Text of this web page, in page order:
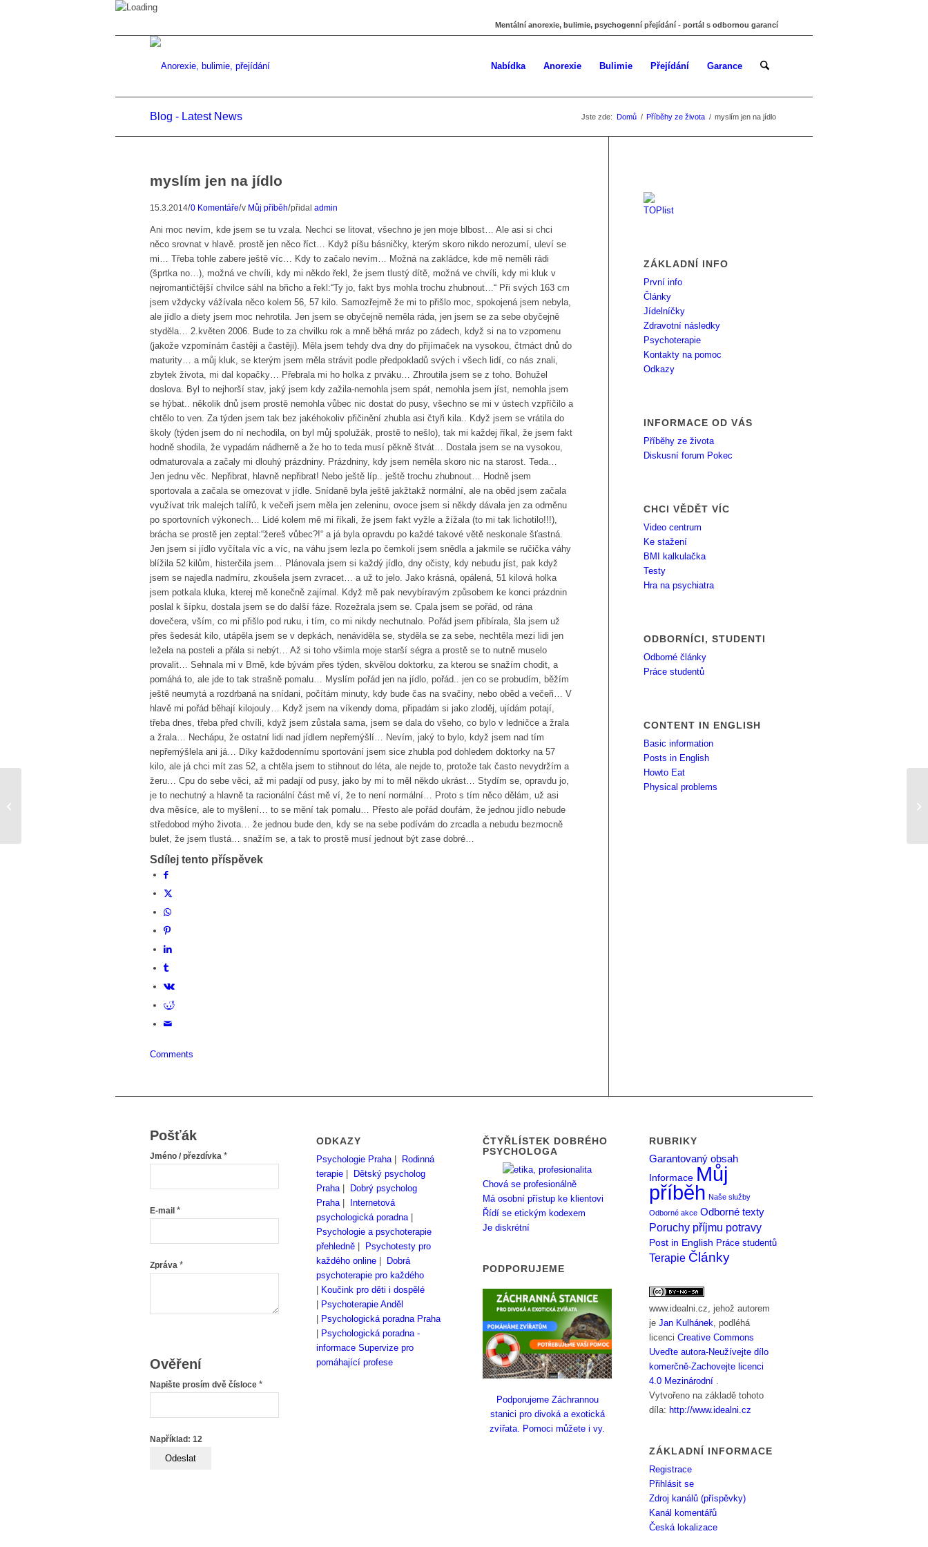
Mentální anorexie, bulimie, psychogenní přejídání - portál s odbornou garancí
Nabídka Anorexie Bulimie Přejídání Garance
Blog - Latest News Jste zde: Domů / Příběhy ze života / myslím jen na jídlo
myslím jen na jídlo
15.3.2014/0 Komentáře/v Můj příběh/přidal admin
Ani moc nevím, kde jsem se tu vzala. Nechci se litovat, všechno je jen moje blbost… Ale asi si chci
něco srovnat v hlavě. prostě jen něco říct… Když píšu básničky, kterým skoro nikdo nerozumí, uleví se
mi… Třeba tohle zabere ještě víc… Kdy to začalo nevím… Možná na zakládce, kde mě neměli rádi
(šprtka no…), možná ve chvíli, kdy mi někdo řekl, že jsem tlustý dítě, možná ve chvíli, kdy mi kluk v
nejromantičtější chvilce sáhl na břicho a řekl:“Ty jo, fakt bys mohla trochu zhubnout…“ Při svých 163 cm
jsem vždycky vážívala něco kolem 56, 57 kilo. Samozřejmě že mi to přišlo moc, spokojená jsem nebyla,
ale jídlo a diety jsem moc nehrotila. Jen jsem se obyčejně neměla ráda, jen jsem se za sebe obyčejně
styděla… 2.květen 2006. Bude to za chvilku rok a mně běhá mráz po zádech, když si na to vzpomenu
(jakože vzpomínám častěji a častěji). Měla jsem tehdy dva dny do přijímaček na vysokou, čtrnáct dnů do
maturity… a můj kluk, se kterým jsem měla strávit podle předpokladů svých i všech lidí, co nás znali,
zbytek života, mi dal kopačky… Přebrala mi ho holka z prváku… Zhroutila jsem se z toho. Bohužel
doslova. Byl to nejhorší stav, jaký jsem kdy zažila-nemohla jsem spát, nemohla jsem jíst, nemohla jsem
se hýbat.. několik dnů jsem prostě nemohla vůbec nic dostat do pusy, všechno se mi v ústech vzpříčilo a
chtělo to ven. Za týden jsem tak bez jakéhokoliv přičinění zhubla asi čtyři kila.. Když jsem se vrátila do
školy (týden jsem do ní nechodila, on byl můj spolužák, prostě to nešlo), tak mi každej říkal, že jsem fakt
hodně shodila, že vypadám nádherně a že ho to teda musí pěkně štvát… Dostala jsem se na vysokou,
odmaturovala a začaly mi dlouhý prázdniny. Prázdniny, kdy jsem neměla skoro nic na starost. Teda…
Jen jednu věc. Nepřibrat, hlavně nepřibrat! Nebo ještě líp.. ještě trochu zhubnout… Hodně jsem
sportovala a začala se omezovat v jídle. Snídaně byla ještě jakžtakž normální, ale na oběd jsem začala
využívat trik malejch talířů, k večeři jsem měla jen zeleninu, ovoce jsem si někdy dávala jen za odměnu
po sportovních výkonech… Lidé kolem mě mi říkali, že jsem fakt vyžle a žížala (to mi tak lichotilo!!!),
brácha se prostě jen zeptal:“žereš vůbec?!“ a já byla opravdu po každé takové větě neskonale šťastná.
Jen jsem si jídlo vyčítala víc a víc, na váhu jsem lezla po čemkoli jsem snědla a jakmile se ručička váhy
blížila 52 kilům, histerčila jsem… Plánovala jsem si každý jídlo, dny očisty, kdy nebudu jíst, pak když
jsem se najedla nadmíru, zkoušela jsem zvracet… a už to jelo. Jako krásná, opálená, 51 kilová holka
jsem potkala kluka, kterej mě konečně zajímal. Když mě pak nevybíravým způsobem ke konci prázdnin
poslal k šípku, dostala jsem se do další fáze. Rozežrala jsem se. Cpala jsem se pořád, od rána
dovečera, vším, co mi přišlo pod ruku, i tím, co mi nikdy nechutnalo. Pořád jsem přibírala, šla jsem už
přes šedesát kilo, utápěla jsem se v depkách, nenáviděla se, styděla se za sebe, nechtěla mezi lidi jen
ležela na posteli a přála si nebýt… Až si toho všimla moje starší ségra a prostě se to nutně muselo
provalit… Sehnala mi v Brně, kde bývám přes týden, skvělou doktorku, za kterou se snažím chodit, a
pomáhá to, ale jde to tak strašně pomalu… Myslím pořád jen na jídlo, pořád.. jen co se probudím, běžím
ještě neumytá a rozdrbaná na snídani, počítám minuty, kdy bude čas na svačiny, nebo oběd a večeři… V
hlavě mi pořád běhají kilojouly… Když jsem na víkendy doma, připadám si jako zloděj, ujídám potají,
třeba dnes, třeba před chvíli, když jsem zůstala sama, jsem se dala do všeho, co bylo v ledničce a žrala
a žrala… Nechápu, že ostatní lidi nad jídlem nepřemýšlí… Nevím, jaký to bylo, když jsem nad tím
nepřemýšlela ani já… Díky každodennímu sportování jsem sice zhubla pod dohledem doktorky na 57
kilo, ale já chci mít zas 52, a chtěla jsem to stihnout do léta, ale nejde to, protože tak často nevydržím a
žeru… Cpu do sebe věci, až mi padají od pusy, jako by mi to měl někdo ukrást… Stydím se, opravdu jo,
je to nechutný a hlavně ta racionální část mě ví, že to není normální… Proto s tím něco dělám, už asi
dva měsíce, ale to myšlení… to se mění tak pomalu… Přesto ale pořád doufám, že jednou jídlo nebude
středobod mýho života… že jednou bude den, kdy se na sebe podívám do zrcadla a nebudu bezmocně
bulet, že jsem tlustá… snažím se, a tak to prostě musí jednout být zase dobré…
Sdílej tento příspěvek
Comments
ZÁKLADNÍ INFO
První info
Články
Jídelníčky
Zdravotní následky
Psychoterapie
Kontakty na pomoc
Odkazy
INFORMACE OD VÁS
Příběhy ze života
Diskusní forum Pokec
CHCI VĚDĚT VÍC
Video centrum
Ke stažení
BMI kalkulačka
Testy
Hra na psychiatra
ODBORNÍCI, STUDENTI
Odborné články
Práce studentů
CONTENT IN ENGLISH
Basic information
Posts in English
Howto Eat
Physical problems
Pošťák
Jméno / přezdívka *
E-mail *
Zpráva *
Ověření
Napište prosím dvě čísloce *
Například: 12
ODKAZY
Psychologie Praha|
Rodinná
terapie
Dětský psycholog
Praha|
Dobrý psycholog
Praha|
Internetová
psychologická poradna|
Psychologie a psychoterapie
přehledně
Psychotesty pro
každého online
Dobrá
psychoterapie pro každého
Koučink pro děti i dospělé
Psychoterapie Anděl
Psychologická poradna Praha
Psychologická poradna -
informace Supervize pro
pomáhající profese
ČTYŘLÍSTEK DOBRÉHO
PSYCHOLOGA
Chová se profesionálně
Má osobní přístup ke klientovi
Řídí se etickým kodexem
Je diskrétní
PODPORUJEME
Podporujeme Záchrannou
stanici pro divoká a exotická
zvířata. Pomoci můžete i vy.
RUBRIKY
Garantovaný obsah
Informace Můj
příběh Naše služby
Odborné akce Odborné texty
Poruchy příjmu potravy
Post in English Práce studentů
Terapie Články
www.idealni.cz, jehož autorem
jeJan Kulhánek, podléhá
licenciCreative Commons
Uveďte autora-Neužívejte dílo
komerčně-Zachovejte licenci
4.0 Mezinárodní .
Vytvořeno na základě tohoto
díla: http://www.idealni.cz
ZÁKLADNÍ INFORMACE
Registrace
Přihlásit se
Zdroj kanálů (příspěvky)
Kanál komentářů
Česká lokalizace